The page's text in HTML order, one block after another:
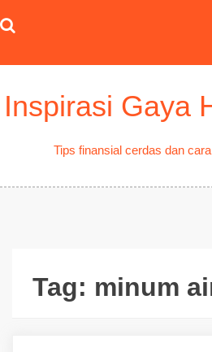
to
Inspirasi Gaya
Tips finansial cerdas dan
Tag: minum